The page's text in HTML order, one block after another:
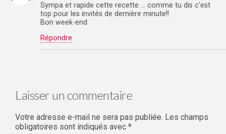
Sympa et rapide cette recette … comme tu dis c’est
top pour les invités de dernière minute!!
Bon week-end
Répondre
Laisser un commentaire
Votre adresse e-mail ne sera pas publiée. Les champs
obligatoires sont indiqués avec *